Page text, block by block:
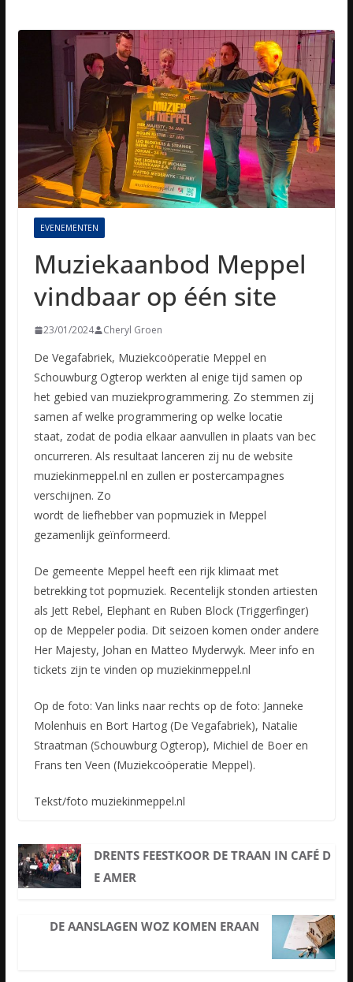
EVENEMENTEN
Muziekaanbod Meppel
vindbaar op één site
23/01/2024 Cheryl Groen
De Vegafabriek, Muziekcoöperatie Meppel en
Schouwburg Ogterop werkten al enige tijd samen op
het gebied van muziekprogrammering. Zo stemmen zij
samen af welke programmering op welke locatie
staat, zodat de podia elkaar aanvullen in plaats van bec
oncurreren. Als resultaat lanceren zij nu de website
muziekinmeppel.nl en zullen er postercampagnes
verschijnen. Zo
wordt de liefhebber van popmuziek in Meppel
gezamenlijk geïnformeerd.
De gemeente Meppel heeft een rijk klimaat met
betrekking tot popmuziek. Recentelijk stonden artiesten
als Jett Rebel, Elephant en Ruben Block (Triggerfinger)
op de Meppeler podia. Dit seizoen komen onder andere
Her Majesty, Johan en Matteo Myderwyk. Meer info en
tickets zijn te vinden op muziekinmeppel.nl
Op de foto: Van links naar rechts op de foto: Janneke
Molenhuis en Bort Hartog (De Vegafabriek), Natalie
Straatman (Schouwburg Ogterop), Michiel de Boer en
Frans ten Veen (Muziekcoöperatie Meppel).
Tekst/foto muziekinmeppel.nl
DRENTS FEESTKOOR DE TRAAN IN CAFÉ D
E AMER
DE AANSLAGEN WOZ KOMEN ERAAN